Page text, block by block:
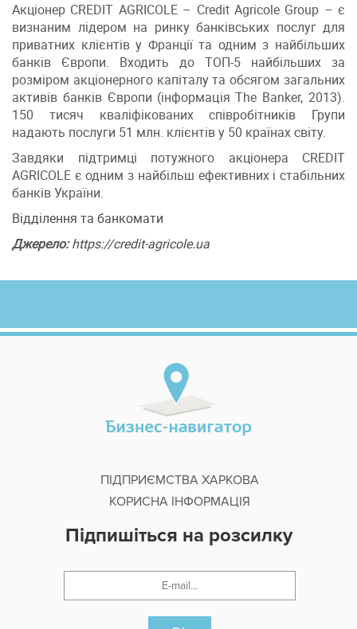
Акціонер CREDIT AGRICOLE – Credit Agricole Group – є
визнаним лідером на ринку банківських послуг для
приватних клієнтів у Франції та одним з найбільших
банків Європи. Входить до ТОП-5 найбільших за
розміром акціонерного капіталу та обсягом загальних
активів банків Європи (інформація The Banker, 2013).
150 тисяч кваліфікованих співробітників Групи
надають послуги 51 млн. клієнтів у 50 країнах світу.
Завдяки підтримці потужного акціонера CREDIT
AGRICOLE є одним з найбільш ефективних і стабільних
банків України.
Відділення та банкомати
Джерело: https://credit-agricole.ua
ПІДПРИЄМСТВА ХАРКОВА
КОРИСНА ІНФОРМАЦІЯ
Підпишіться на розсилку